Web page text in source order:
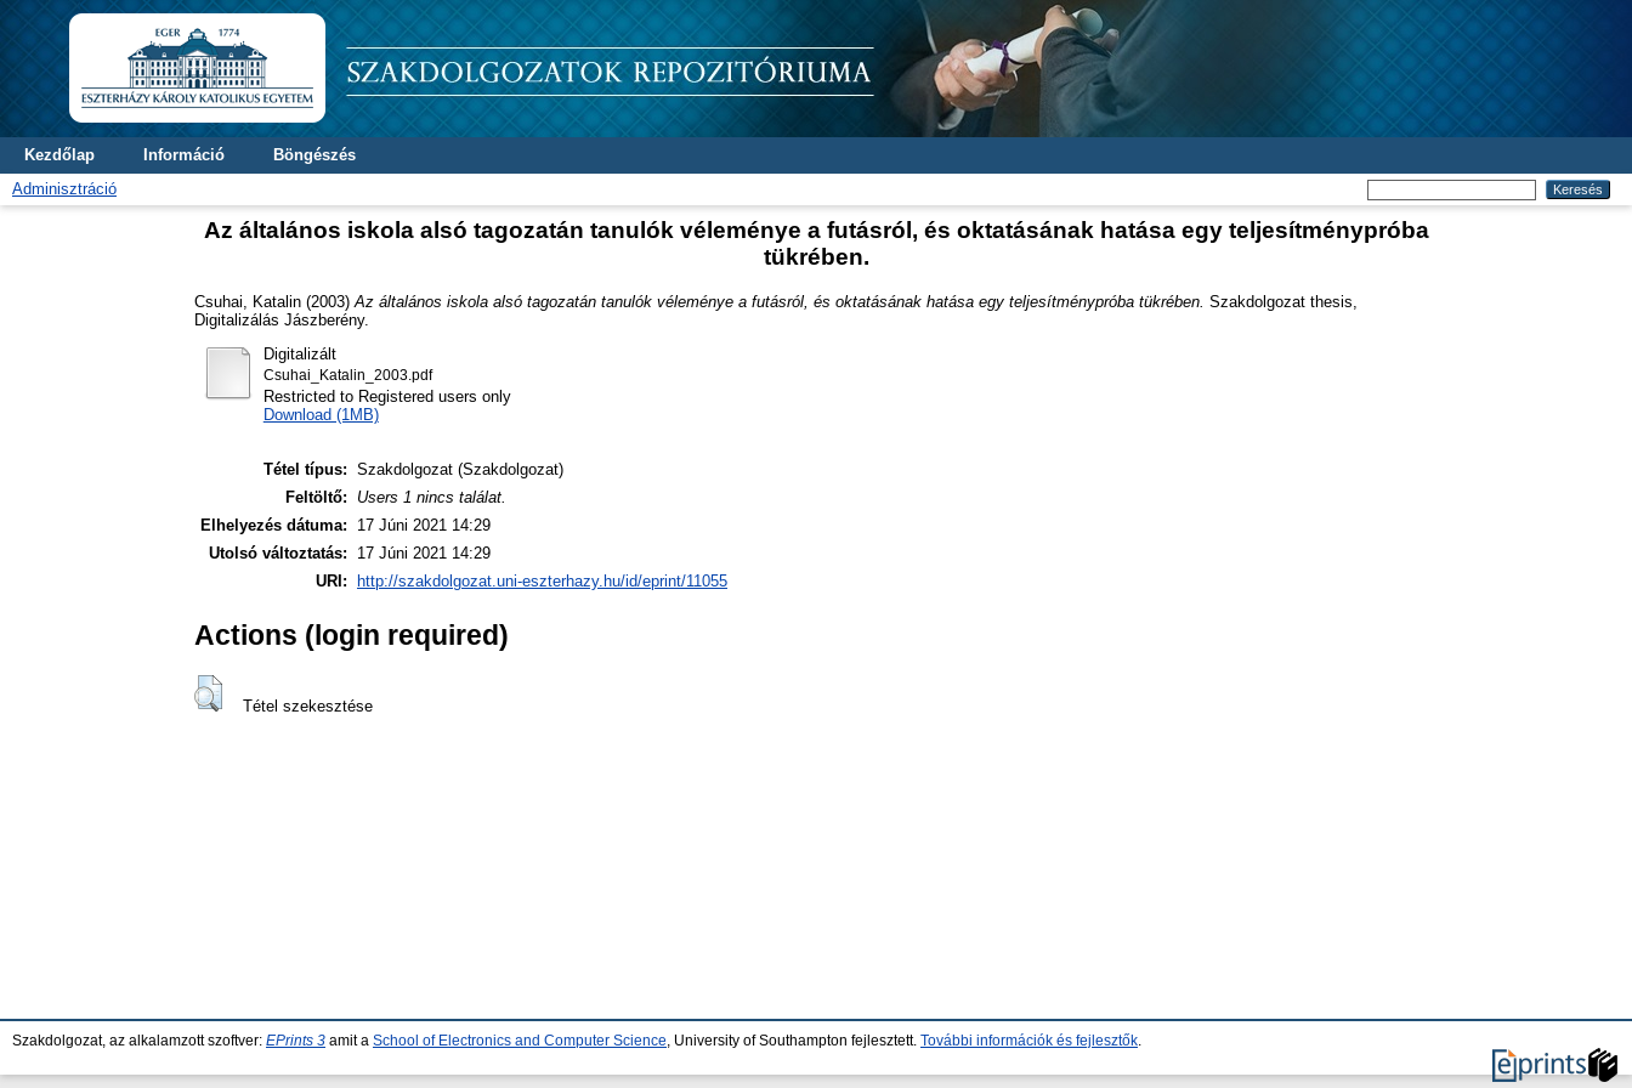
Kezdőlap Információ
Böngészés
Adminisztráció
Az általános iskola alsó tagozatán tanulók véleménye a futásról, és oktatásának hatása egy teljesítménypróba
tükrében.
Csuhai, Katalin (2003) Az általános iskola alsó tagozatán tanulók véleménye a futásról, és oktatásának hatása egy teljesítménypróba tükrében. Szakdolgozat thesis,
Digitalizálás Jászberény.
Digitalizált
Csuhai_Katalin_2003.pdf
Restricted to Registered users only
Download (1MB)
Tétel típus: Szakdolgozat (Szakdolgozat)
Feltöltő:
Users 1 nincs találat.
Elhelyezés dátuma:
17 Júni 2021 14:29
Utolsó változtatás:
17 Júni 2021 14:29
URI:
http://szakdolgozat.uni-eszterhazy.hu/id/eprint/11055
Actions (login required)
Tétel szekesztése
Szakdolgozat, az alkalamzott szoftver: EPrints 3 amit a School of Electronics and Computer Science , University of Southampton fejlesztett. További információk és fejlesztők